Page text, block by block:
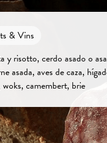
& Vins
risotto, cerdo asado o
asada, aves de caza,
camembert, brie